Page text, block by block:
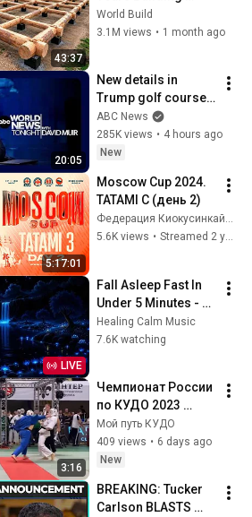
43:37
HUGE Wooden
House for his
@bjornbrenton
World Build
3.1M views • 1 month ago
20:05
New details in
Trump golf course
arrest: ABC World
News Tonight with
David Muir - Aug. 5,
ABC News
285K views • 4 hours ago
New
5:17:01
Moscow Cup 2024.
TATAMI C (день 2)
Федерация Киокусинкайкан России
5.6K views • Streamed 2 years ago
LIVE
Fall Asleep Fast In
Under 5 Minutes -
Calm Your Mind,
Relieve Stress -
Healing Calm Music
7.6K watching
3:16
Чемпионат России
по КУДО 2023
Нанаджанов VS
Редько
Мой путь КУДО
409 views • 6 days ago
New
BREAKING: Tucker
Carlson BLASTS